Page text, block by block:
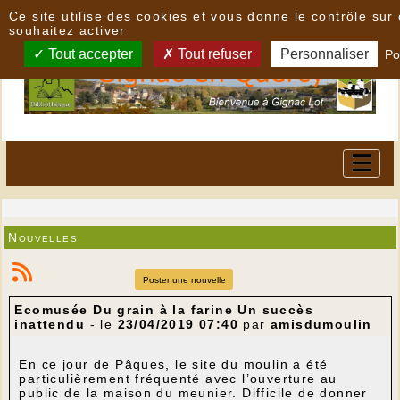
Nouvelles
Poster une nouvelle
Ecomusée Du grain à la farine Un succès
inattendu - le 23/04/2019 07:40 par amisdumoulin
En ce jour de Pâques, le site du moulin a été
particulièrement fréquenté avec l’ouverture au
public de la maison du meunier. Difficile de donner
Ce site utilise des cookies et vous donne le contrôle sur
souhaitez activer
Tout accepter Tout refuser Personnaliser